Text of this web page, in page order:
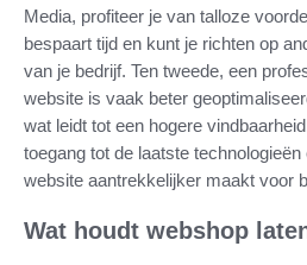
Media, profiteer je van talloze
bespaart tijd en kunt je richten op
van je bedrijf. Ten tweede, een
website is vaak beter
wat leidt tot een hogere
toegang tot de laatste
website aantrekkelijker maakt voor
Wat houdt webshop